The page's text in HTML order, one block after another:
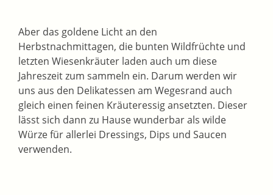
Aber das goldene Licht an den
Herbstnachmittagen, die bunten Wildfrüchte und
letzten Wiesenkräuter laden auch um diese
Jahreszeit zum sammeln ein. Darum werden wir
uns aus den Delikatessen am Wegesrand auch
gleich einen feinen Kräuteressig ansetzten. Dieser
lässt sich dann zu Hause wunderbar als wilde
Würze für allerlei Dressings, Dips und Saucen
verwenden.